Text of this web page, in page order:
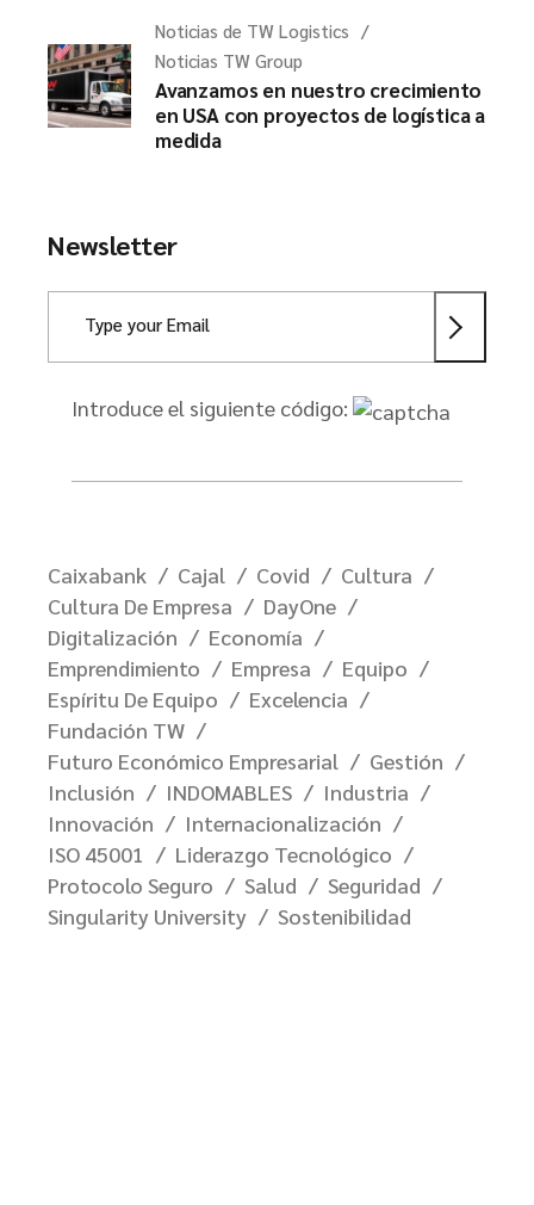
Noticias de TW Logistics
Noticias TW Group
Avanzamos en nuestro crecimiento
en USA con proyectos de logística a
medida
Newsletter
Introduce el siguiente código:
Caixabank Cajal Covid
Cultura
Cultura De Empresa
DayOne
Digitalización
Economía
Emprendimiento
Empresa
Equipo
Espíritu De Equipo
Excelencia
Fundación TW
Futuro Económico Empresarial
Gestión
Inclusión
INDOMABLES
Industria
Innovación
Internacionalización
ISO 45001
Liderazgo Tecnológico
Protocolo Seguro
Salud
Seguridad
Singularity University
Sostenibilidad